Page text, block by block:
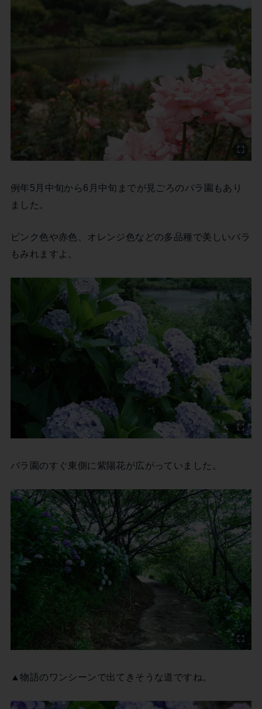
例年5月中旬から6月中旬までが見ごろのバラ園もあり
ました。
ピンク色や赤色、オレンジ色などの多品種で美しいバラ
もみれますよ。
バラ園のすぐ東側に紫陽花が広がっていました。
▲物語のワンシーンで出てきそうな道ですね。